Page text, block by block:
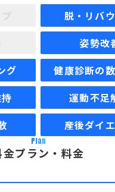
脱・リバ
姿勢改
グ
健康診断の
運動不足
産後ダイ
Plan
金プラン・料金